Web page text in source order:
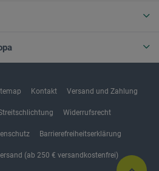
Kontakt Versand und Zahlung
Widerrufsrecht
Barrierefreiheitserklärung
(ab 250 € versandkostenfrei)